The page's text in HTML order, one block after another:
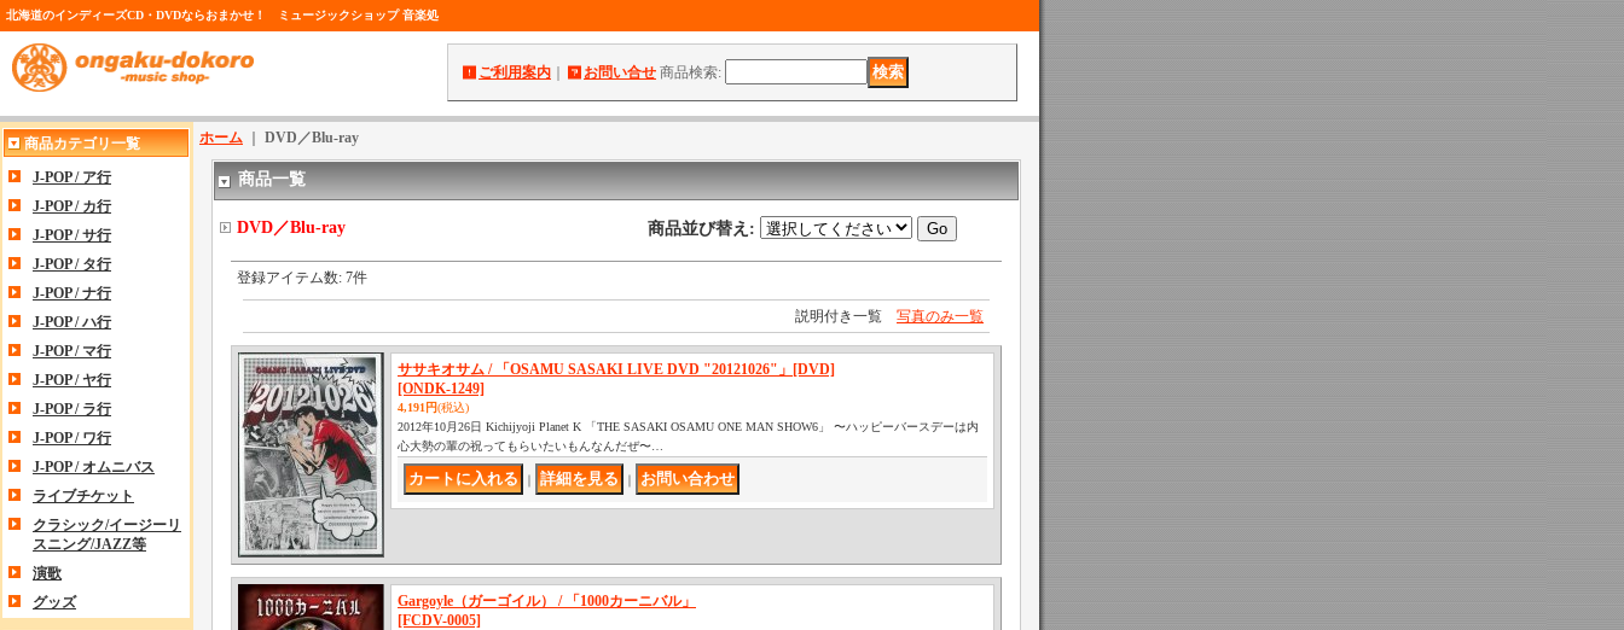
北海道のインディーズCD・DVDならおまかせ！ ミュージックショップ 音楽処
ご利用案内 お問い合せ 商品検索:
商品カテゴリ一覧
J-POP / ア行
J-POP / カ行
J-POP / サ行
J-POP / タ行
J-POP / ナ行
J-POP / ハ行
J-POP / マ行
J-POP / ヤ行
J-POP / ラ行
J-POP / ワ行
J-POP / オムニバス
ライブチケット
クラシック/イージーリ
スニング/JAZZ等
演歌
グッズ
ホーム DVD／Blu-ray
商品一覧
DVD／Blu-ray 商品並び替え :
登録アイテム数: 7件
説明付き一覧 写真のみ一覧
ササキオサム / 「OSAMU SASAKI LIVE DVD "20121026"」[DVD]
[ONDK-1249]
4,191円(税込)
2012年10月26日 Kichijyoji Planet K 「THE SASAKI OSAMU ONE MAN SHOW6」 〜ハッピーバースデーは内
心大勢の輩の祝ってもらいたいもんなんだぜ〜…
｜ ｜
Gargoyle（ガーゴイル） / 「1000カーニバル」
[FCDV-0005]